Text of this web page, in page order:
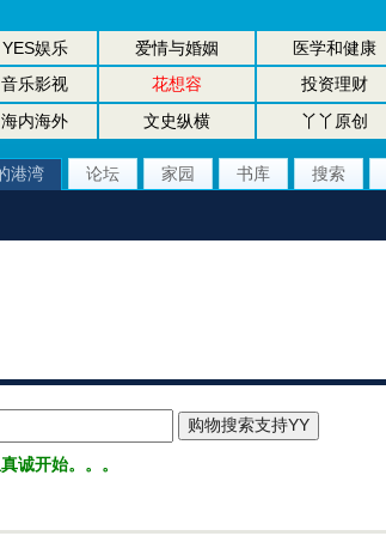
YES娱乐 爱情与婚姻 医学和健康
音乐影视 花想容 投资理财
海内海外 文史纵横 丫丫原创
港湾 论坛 家园 书库 搜索
诚开始。。。